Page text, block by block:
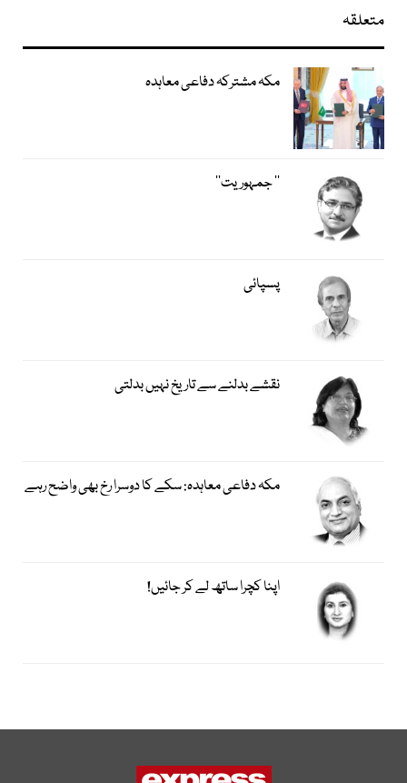
متعلقہ
مکہ مشترکہ دفاعی معاہدہ
’’ جمہوریت‘‘
پسپائی
نقشے بدلنے سے تاریخ نہیں بدلتی
مکہ دفاعی معاہدہ: سکے کا دوسرا رخ بھی واضح رہے
اپنا کچرا ساتھ لے کر جائیں!